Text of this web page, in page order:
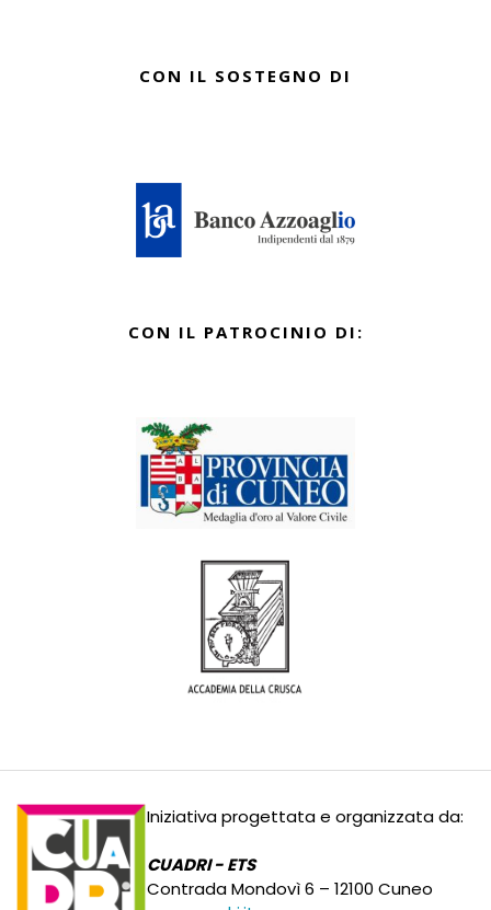
CON IL SOSTEGNO DI
CON IL PATROCINIO DI:
Iniziativa progettata e organizzata da:
CUADRI - ETS
Contrada Mondovì 6 – 12100 Cuneo